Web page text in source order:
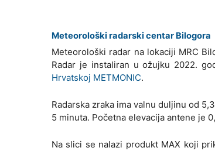
Meteorološki radarski centar Bilogora
Meteorološki radar na lokaciji MRC
Radar je instaliran u ožujku 2022.
Hrvatskoj METMONIC.
Radarska zraka ima valnu duljinu od
5 minuta. Početna elevacija antene je
Na slici se nalazi produkt MAX koji